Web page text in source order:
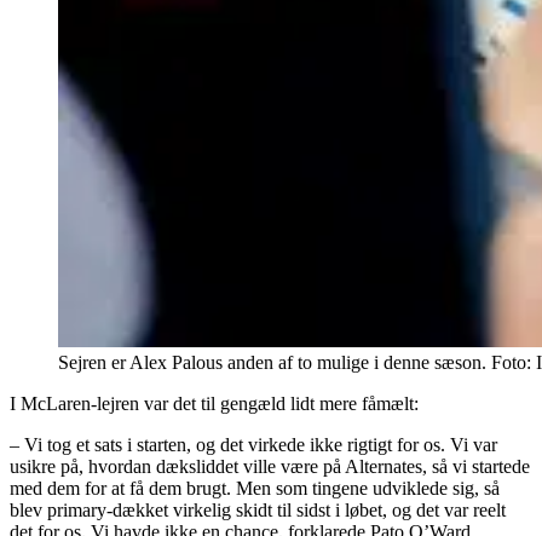
Sejren er Alex Palous anden af to mulige i denne sæson. Foto:
I McLaren-lejren var det til gengæld lidt mere fåmælt:
– Vi tog et sats i starten, og det virkede ikke rigtigt for os. Vi var
usikre på, hvordan dæksliddet ville være på Alternates, så vi startede
med dem for at få dem brugt. Men som tingene udviklede sig, så
blev primary-dækket virkelig skidt til sidst i løbet, og det var reelt